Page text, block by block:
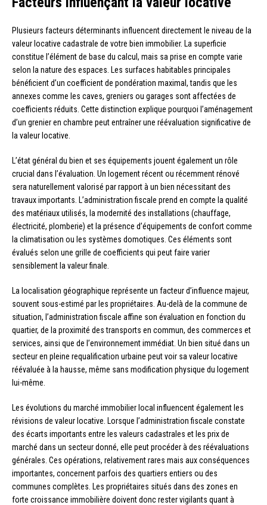
Plusieurs facteurs déterminants influencent directement le niveau de la
valeur locative cadastrale de votre bien immobilier. La superficie
constitue l’élément de base du calcul, mais sa prise en compte varie
selon la nature des espaces. Les surfaces habitables principales
bénéficient d’un coefficient de pondération maximal, tandis que les
annexes comme les caves, greniers ou garages sont affectées de
coefficients réduits. Cette distinction explique pourquoi l’aménagement
d’un grenier en chambre peut entraîner une réévaluation significative de
la valeur locative.
L’état général du bien et ses équipements jouent également un rôle
crucial dans l’évaluation. Un logement récent ou récemment rénové
sera naturellement valorisé par rapport à un bien nécessitant des
travaux importants. L’administration fiscale prend en compte la qualité
des matériaux utilisés, la modernité des installations (chauffage,
électricité, plomberie) et la présence d’équipements de confort comme
la climatisation ou les systèmes domotiques. Ces éléments sont
évalués selon une grille de coefficients qui peut faire varier
sensiblement la valeur finale.
La localisation géographique représente un facteur d’influence majeur,
souvent sous-estimé par les propriétaires. Au-delà de la commune de
situation, l’administration fiscale affine son évaluation en fonction du
quartier, de la proximité des transports en commun, des commerces et
services, ainsi que de l’environnement immédiat. Un bien situé dans un
secteur en pleine requalification urbaine peut voir sa valeur locative
réévaluée à la hausse, même sans modification physique du logement
lui-même.
Les évolutions du marché immobilier local influencent également les
révisions de valeur locative. Lorsque l’administration fiscale constate
des écarts importants entre les valeurs cadastrales et les prix de
marché dans un secteur donné, elle peut procéder à des réévaluations
générales. Ces opérations, relativement rares mais aux conséquences
importantes, concernent parfois des quartiers entiers ou des
communes complètes. Les propriétaires situés dans des zones en
forte croissance immobilière doivent donc rester vigilants quant à